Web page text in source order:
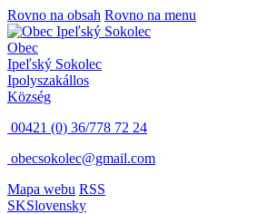
Rovno na obsah Rovno na menu
Obec
Ipeľský Sokolec
Ipolyszakállos
Község
00421 (0) 36/778 72 24
obecsokolec@gmail.com
Mapa webu RSS
SKSlovensky